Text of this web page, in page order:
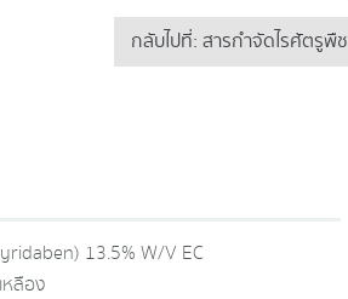
กลับไปที่: สารกำจัดไรศัตรูพืช
13.5% W/V EC
หลือง